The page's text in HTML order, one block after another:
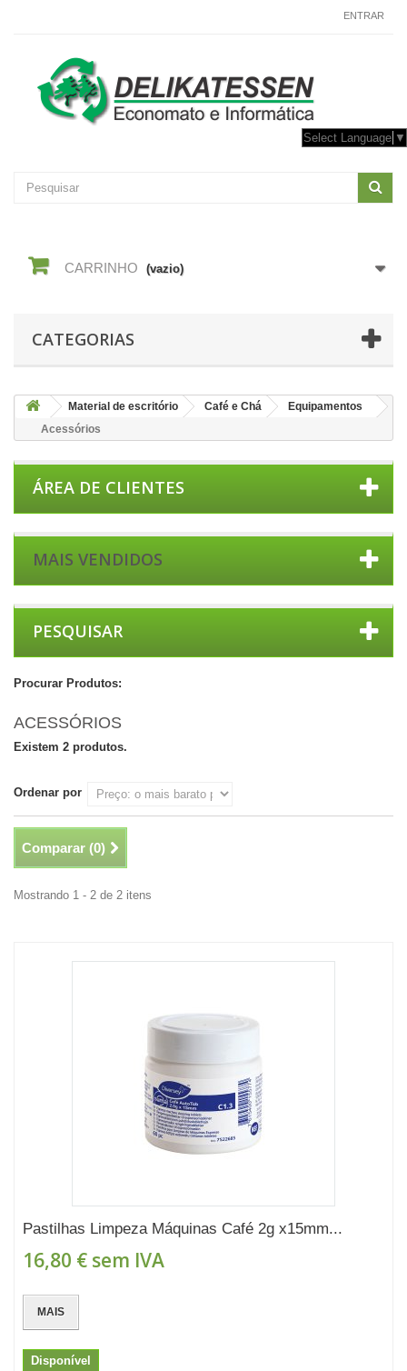
ENTRAR
Select Language ▼
CARRINHO (vazio)
CATEGORIAS
Material de escritório Café e Chá
Equipamentos
Acessórios
ÁREA DE CLIENTES
MAIS VENDIDOS
PESQUISAR
Procurar Produtos:
ACESSÓRIOS
Existem 2 produtos.
Ordenar por
Comparar (0)
Mostrando 1 - 2 de 2 itens
Pastilhas Limpeza Máquinas Café 2g x15mm...
16,80 € sem IVA
MAIS
Disponível